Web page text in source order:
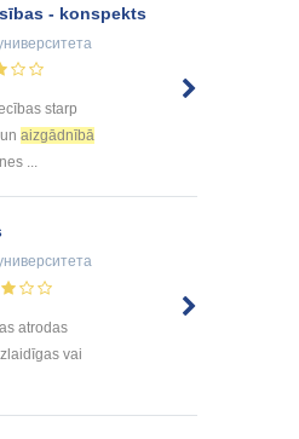
- konspekts
starp
un aizgādnībā
...
atrodas
vai